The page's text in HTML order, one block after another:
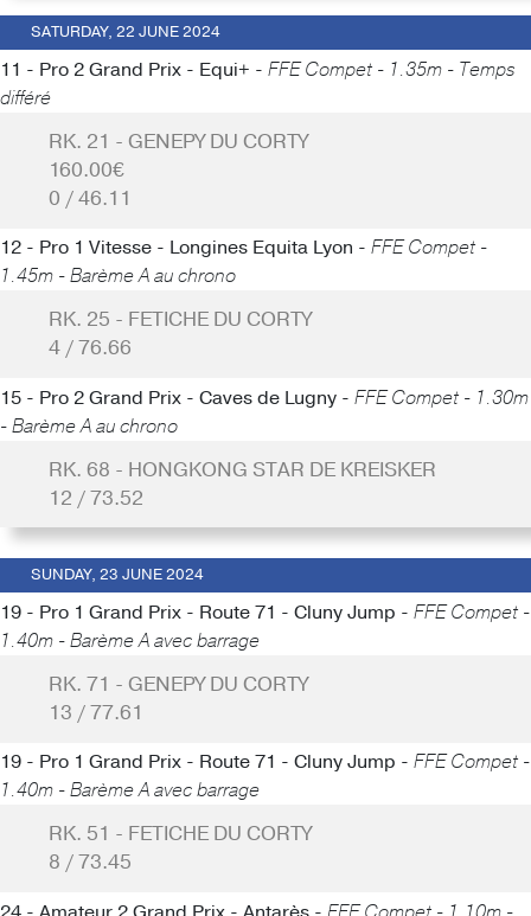
SATURDAY, 22 JUNE 2024
11 - Pro 2 Grand Prix - Equi+ - FFE Compet - 1.35m - Temps
différé
RK. 21 - GENEPY DU CORTY
160.00€
0 / 46.11
12 - Pro 1 Vitesse - Longines Equita Lyon - FFE Compet -
1.45m - Barème A au chrono
RK. 25 - FETICHE DU CORTY
4 / 76.66
15 - Pro 2 Grand Prix - Caves de Lugny - FFE Compet - 1.30m
- Barème A au chrono
RK. 68 - HONGKONG STAR DE KREISKER
12 / 73.52
SUNDAY, 23 JUNE 2024
19 - Pro 1 Grand Prix - Route 71 - Cluny Jump - FFE Compet -
1.40m - Barème A avec barrage
RK. 71 - GENEPY DU CORTY
13 / 77.61
19 - Pro 1 Grand Prix - Route 71 - Cluny Jump - FFE Compet -
1.40m - Barème A avec barrage
RK. 51 - FETICHE DU CORTY
8 / 73.45